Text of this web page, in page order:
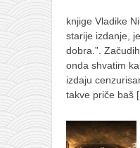
knjige Vladike
starije izdanje,
dobra.”.
onda shvatim
izdaju
takve priče baš